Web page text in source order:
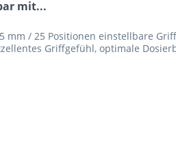
mit...
/ 25 Positionen einstellbare
Griffgefühl, optimale